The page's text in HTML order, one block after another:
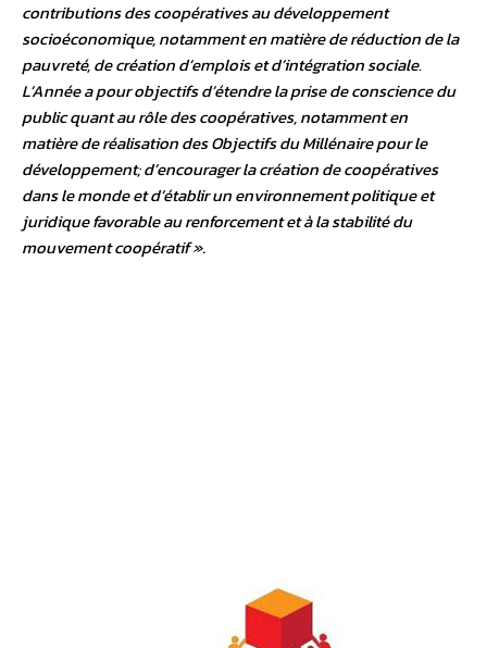
contributions des coopératives au développement
socioéconomique, notamment en matière de réduction de la
pauvreté, de création d’emplois et d’intégration sociale.
L’Année a pour objectifs d’étendre la prise de conscience du
public quant au rôle des coopératives, notamment en
matière de réalisation des Objectifs du Millénaire pour le
développement; d’encourager la création de coopératives
dans le monde et d’établir un environnement politique et
juridique favorable au renforcement et à la stabilité du
mouvement coopératif ».